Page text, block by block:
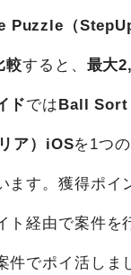
（
較すると、 最大
ドではBall Sort
ア）iOSを1つ
ます。獲得ポ
ト経由で案件
件でポイ活しま